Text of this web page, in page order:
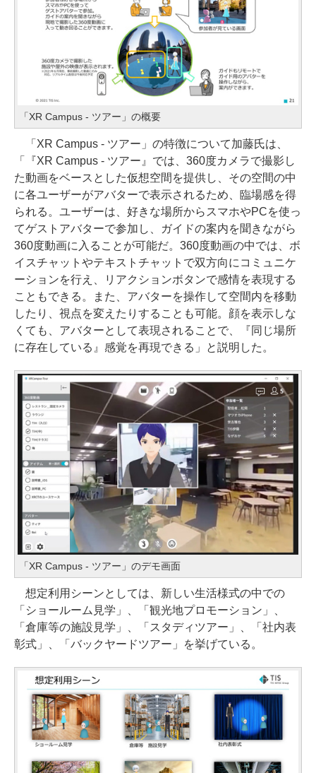
「XR Campus - ツアー」の概要
「XR Campus - ツアー」の特徴について加藤氏は、
「『XR Campus - ツアー』では、360度カメラで撮影し
た動画をベースとした仮想空間を提供し、その空間の中
に各ユーザーがアバターで表示されるため、臨場感を得
られる。ユーザーは、好きな場所からスマホやPCを使っ
てゲストアバターで参加し、ガイドの案内を聞きながら
360度動画に入ることが可能だ。360度動画の中では、ボ
イスチャットやテキストチャットで双方向にコミュニケ
ーションを行え、リアクションボタンで感情を表現する
こともできる。また、アバターを操作して空間内を移動
したり、視点を変えたりすることも可能。顔を表示しな
くても、アバターとして表現されることで、『同じ場所
に存在している』感覚を再現できる」と説明した。
「XR Campus - ツアー」のデモ画面
想定利用シーンとしては、新しい生活様式の中での
「ショールーム見学」、「観光地プロモーション」、
「倉庫等の施設見学」、「スタディツアー」、「社内表
彰式」、「バックヤードツアー」を挙げている。